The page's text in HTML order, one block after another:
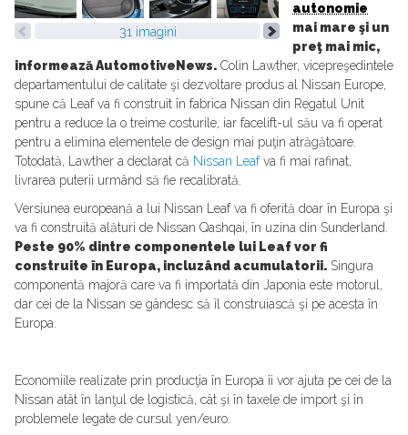
31 imagini
autonomie
mai mare şi un
preţ mai mic,
informează AutomotiveNews. Colin Lawther, vicepreşedintele
departamentului de calitate şi dezvoltare produs al Nissan Europe,
spune că Leaf va fi construit în fabrica Nissan din Regatul Unit
pentru a reduce la o treime costurile, iar facelift-ul său va fi operat
pentru a elimina elementele de design mai puţin atrăgătoare.
Totodată, Lawther a declarat că Nissan Leafva fi mai rafinat,
livrarea puterii urmând să fie recalibrată.
Versiunea europeană a lui Nissan Leaf va fi oferită doar în Europa şi
va fi construită alături de Nissan Qashqai, în uzina din Sunderland.
Peste 90% dintre componentele lui Leaf vor fi
construite în Europa, incluzând acumulatorii. Singura
componentă majoră care va fi importată din Japonia este motorul,
dar cei de la Nissan se gândesc să îl construiască şi pe acesta în
Europa.
Economiile realizate prin producţia în Europa îi vor ajuta pe cei de la
Nissan atât în lanţul de logistică, cât şi în taxele de import şi în
problemele legate de cursul yen/euro.